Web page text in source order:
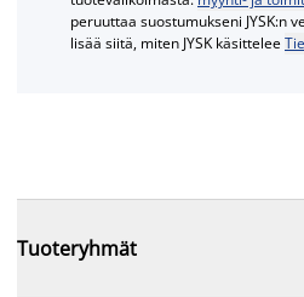
peruuttaa suostumukseni JYSK:n
lisää siitä, miten JYSK käsittelee
Tuoteryhmät